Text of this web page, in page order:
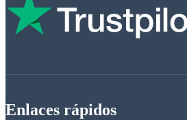
Enlaces rápidos